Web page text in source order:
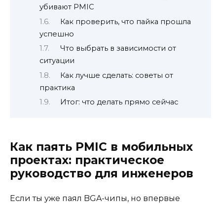
убивают PMIC
Как проверить, что пайка прошла
успешно
Что выбрать в зависимости от
ситуации
Как лучше сделать: советы от
практика
Итог: что делать прямо сейчас
Как паять PMIC в мобильных
проектах: практическое
руководство для инженеров
Если ты уже паял BGA-чипы, но впервые